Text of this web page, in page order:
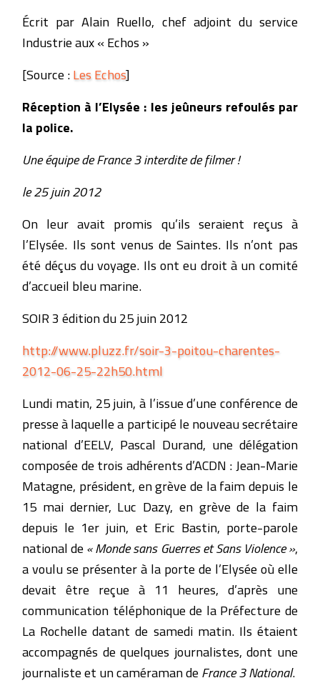
Écrit par Alain Ruello, chef adjoint du service
Industrie aux « Echos »
[Source :Les Echos]
Réception à l’Elysée : les jeûneurs refoulés par
la police.
Une équipe de France 3 interdite de filmer !
le 25 juin 2012
On leur avait promis qu’ils seraient reçus à
l’Elysée. Ils sont venus de Saintes. Ils n’ont pas
été déçus du voyage. Ils ont eu droit à un comité
d’accueil bleu marine.
SOIR 3 édition du 25 juin 2012
http://www.pluzz.fr/soir-3-poitou-charentes-
2012-06-25-22h50.html
Lundi matin, 25 juin, à l’issue d’une conférence de
presse à laquelle a participé le nouveau secrétaire
national d’EELV, Pascal Durand, une délégation
composée de trois adhérents d’ACDN : Jean-Marie
Matagne, président, en grève de la faim depuis le
15 mai dernier, Luc Dazy, en grève de la faim
depuis le 1er juin, et Eric Bastin, porte-parole
national de« Monde sans Guerres et Sans Violence »,
a voulu se présenter à la porte de l’Elysée où elle
devait être reçue à 11 heures, d’après une
communication téléphonique de la Préfecture de
La Rochelle datant de samedi matin. Ils étaient
accompagnés de quelques journalistes, dont une
journaliste et un caméraman deFrance 3 National.